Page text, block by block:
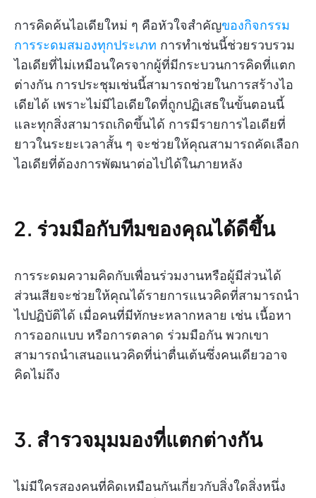
การคิดค้นไอเดียใหม่ ๆ คือหัวใจสำคัญของกิจกรรม
การระดมสมองทุกประเภท การทำเช่นนี้ช่วยรวบรวม
ไอเดียที่ไม่เหมือนใครจากผู้ที่มีกระบวนการคิดที่แตก
ต่างกัน การประชุมเช่นนี้สามารถช่วยในการสร้างไอ
เดียได้ เพราะไม่มีไอเดียใดที่ถูกปฏิเสธในขั้นตอนนี้
และทุกสิ่งสามารถเกิดขึ้นได้ การมีรายการไอเดียที่
ยาวในระยะเวลาสั้น ๆ จะช่วยให้คุณสามารถคัดเลือก
ไอเดียที่ต้องการพัฒนาต่อไปได้ในภายหลัง
2. ร่วมมือกับทีมของคุณได้ดีขึ้น
การระดมความคิดกับเพื่อนร่วมงานหรือผู้มีส่วนได้
ส่วนเสียจะช่วยให้คุณได้รายการแนวคิดที่สามารถนำ
ไปปฏิบัติได้ เมื่อคนที่มีทักษะหลากหลาย เช่น เนื้อหา
การออกแบบ หรือการตลาด ร่วมมือกัน พวกเขา
สามารถนำเสนอแนวคิดที่น่าตื่นเต้นซึ่งคนเดียวอาจ
คิดไม่ถึง
3. สำรวจมุมมองที่แตกต่างกัน
ไม่มีใครสองคนที่คิดเหมือนกันเกี่ยวกับสิ่งใดสิ่งหนึ่ง